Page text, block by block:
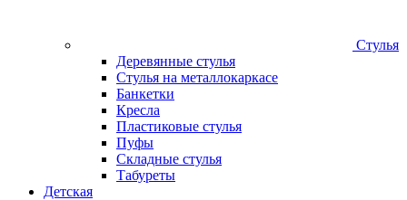
Стулья
Деревянные стулья
Стулья на металлокаркасе
Банкетки
Кресла
Пластиковые стулья
Пуфы
Складные стулья
Табуреты
Детская